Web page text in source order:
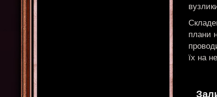
плани
їх на